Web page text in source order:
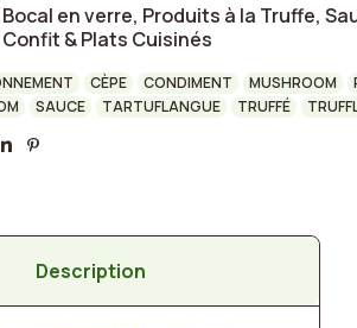
Bocal en verre, Produits à la Truffe,
Confit & Plats Cuisinés
CÈPE CONDIMENT MUSHROOM
SAUCE TARTUFLANGUE TRUFFÉ
Description